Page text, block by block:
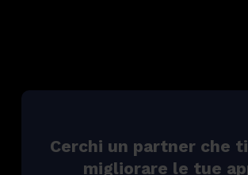
Cerchi un partner che
migliorare le tue